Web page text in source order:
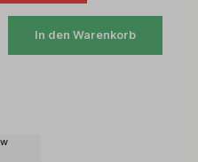
In den Warenkorb